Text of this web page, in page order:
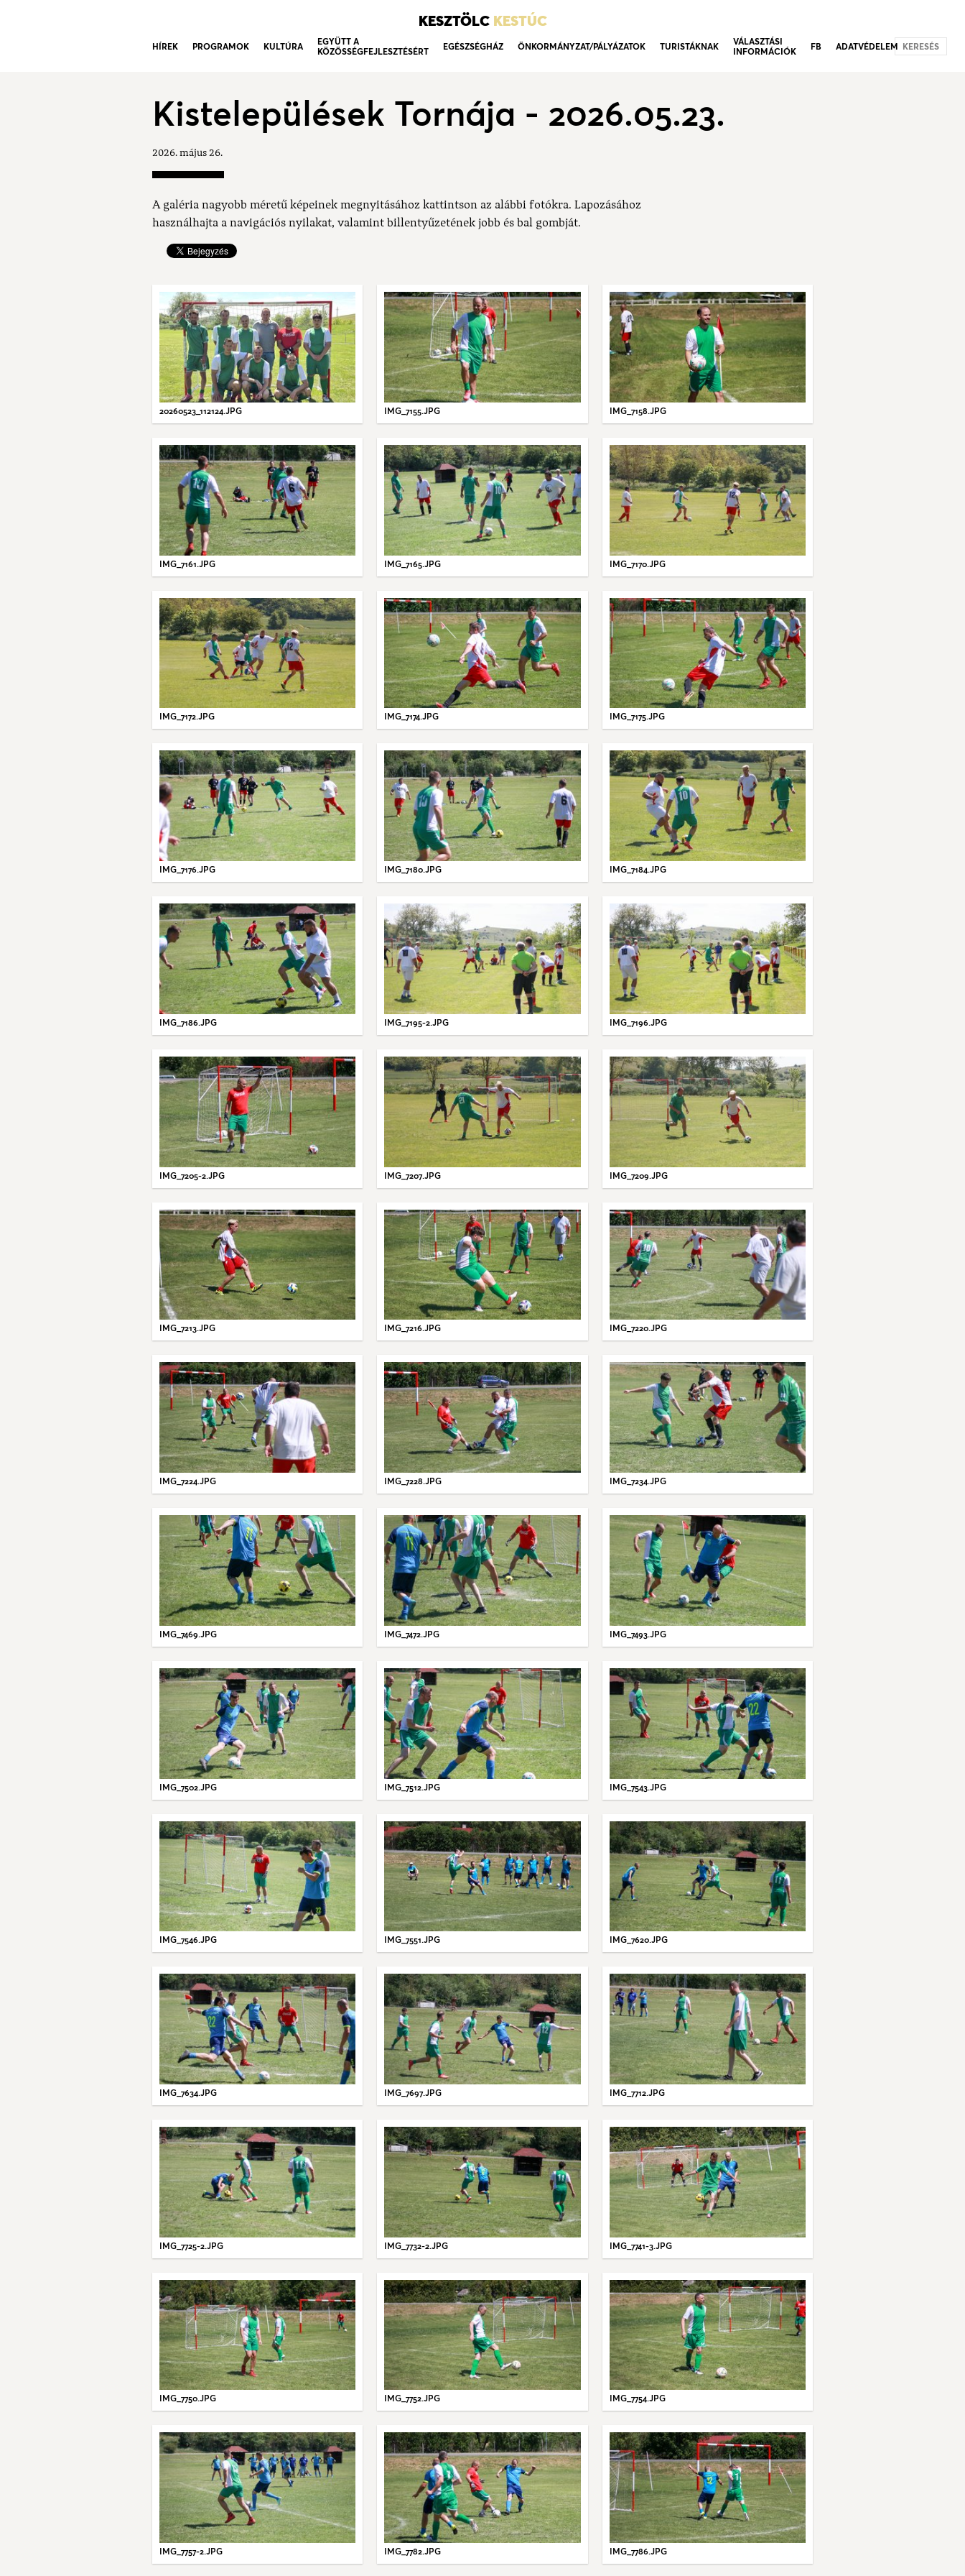
KESZTÖLC KESTÚC
HÍREK PROGRAMOK KULTÚRA
EGYÜTT A
KÖZÖSSÉGFEJLESZTÉSÉRT
EGÉSZSÉGHÁZ ÖNKORMÁNYZAT/PÁLYÁZATOK TURISTÁKNAK
VÁLASZTÁSI
INFORMÁCIÓK
FB ADATVÉDELEM KERESÉS
Kistelepülések Tornája - 2026.05.23.
2026. május 26.
A galéria nagyobb méretű képeinek megnyitásához kattintson az alábbi fotókra. Lapozásához
használhajta a navigációs nyilakat, valamint billentyűzetének jobb és bal gombját.
20260523_112124.JPG IMG_7155.JPG IMG_7158.JPG
IMG_7161.JPG IMG_7165.JPG IMG_7170.JPG
IMG_7172.JPG IMG_7174.JPG IMG_7175.JPG
IMG_7176.JPG IMG_7180.JPG IMG_7184.JPG
IMG_7186.JPG IMG_7195-2.JPG IMG_7196.JPG
IMG_7205-2.JPG IMG_7207.JPG IMG_7209.JPG
IMG_7213.JPG IMG_7216.JPG IMG_7220.JPG
IMG_7224.JPG IMG_7228.JPG IMG_7234.JPG
IMG_7469.JPG IMG_7472.JPG IMG_7493.JPG
IMG_7502.JPG IMG_7512.JPG IMG_7543.JPG
IMG_7546.JPG IMG_7551.JPG IMG_7620.JPG
IMG_7634.JPG IMG_7697.JPG IMG_7712.JPG
IMG_7725-2.JPG IMG_7732-2.JPG IMG_7741-3.JPG
IMG_7750.JPG IMG_7752.JPG IMG_7754.JPG
IMG_7757-2.JPG IMG_7782.JPG IMG_7786.JPG